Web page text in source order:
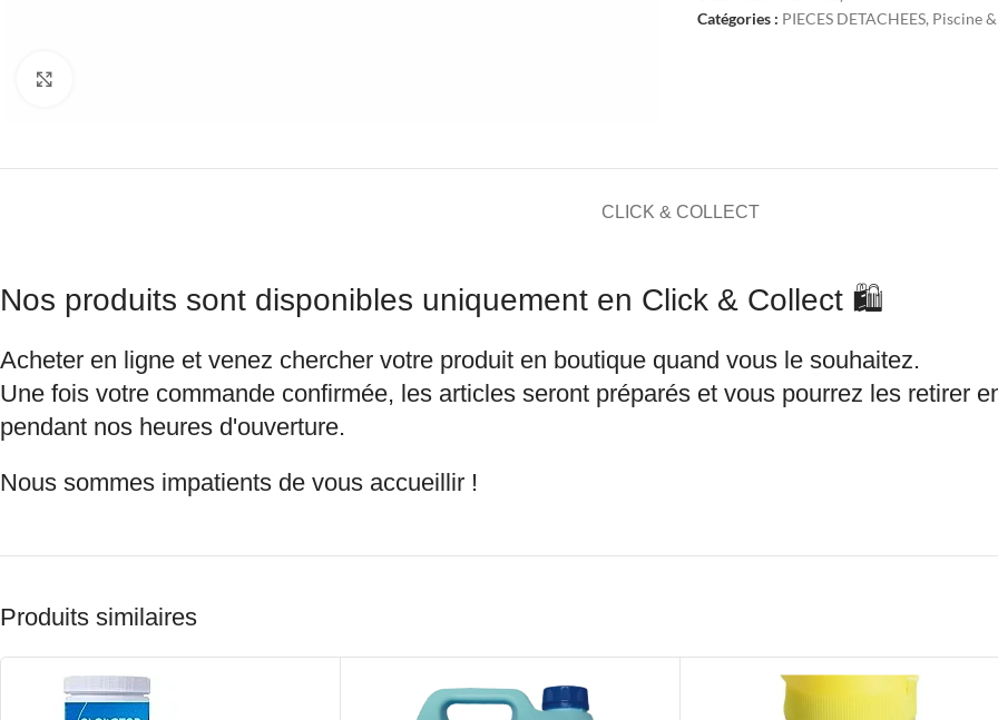
Catégories : PIECES DETACHEES, Piscine &
CLICK & COLLECT
Nos produits sont disponibles uniquement en Click & Collect 🛍️
Acheter en ligne et venez chercher votre produit en boutique quand vous le souhaitez.
Une fois votre commande confirmée, les articles seront préparés et vous pourrez les retirer
pendant nos heures d'ouverture.
Nous sommes impatients de vous accueillir !
Produits similaires